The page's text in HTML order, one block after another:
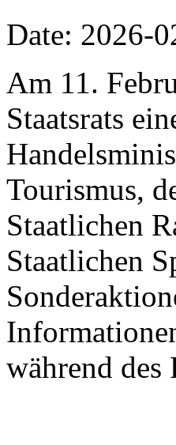
Date: 2026-
Am 11.
Staatsrats
Tourismus,
Staatlichen
Staatlichen
während des